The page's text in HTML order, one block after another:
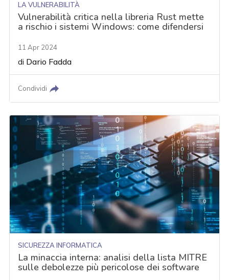
LA VULNERABILITÀ
Vulnerabilità critica nella libreria Rust mette
a rischio i sistemi Windows: come difendersi
11 Apr 2024
di Dario Fadda
Condividi
SICUREZZA INFORMATICA
La minaccia interna: analisi della lista MITRE
sulle debolezze più pericolose dei software